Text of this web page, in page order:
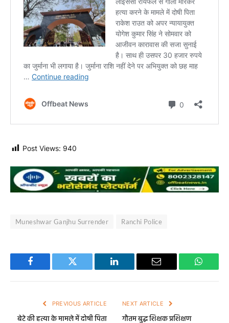
Post Views: 940
Muneshwar Ganjhu Surrender Ranchi Police
Facebook Twitter LinkedIn Email
PREVIOUS ARTICLE
बेटे की हत्या के मामले में दोषी पिता
NEXT ARTICLE
गौतम बुद्ध शिक्षक प्रशिक्षण